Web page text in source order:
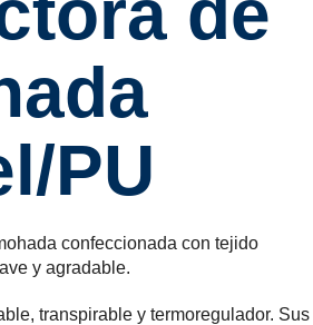
PU
confeccionada con tejido
y agradable.
transpirable y termoregulador. Sus